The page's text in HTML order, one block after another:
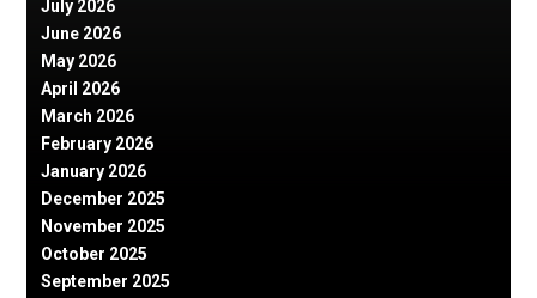
July 2026
June 2026
May 2026
April 2026
March 2026
February 2026
January 2026
December 2025
November 2025
October 2025
September 2025